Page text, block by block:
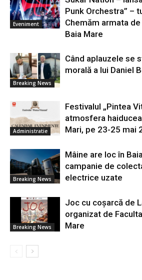
Eveniment
Punk Orchestra” –
Chemăm armata
Baia Mare
Breaking News
Când aplauzele se
morală a lui Daniel
Administratie
Festivalul „Pintea
atmosfera
Mari, pe 23-25 mai
Breaking News
Mâine are loc în
campanie de
electrice uzate
Breaking News
Joc cu coșarcă de
organizat de
Mare